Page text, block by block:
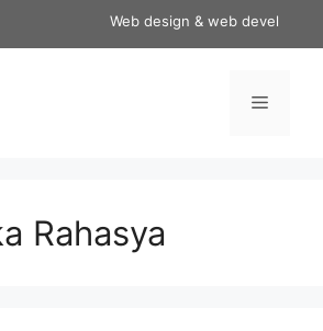
Web design & web
Menu
Rahasya